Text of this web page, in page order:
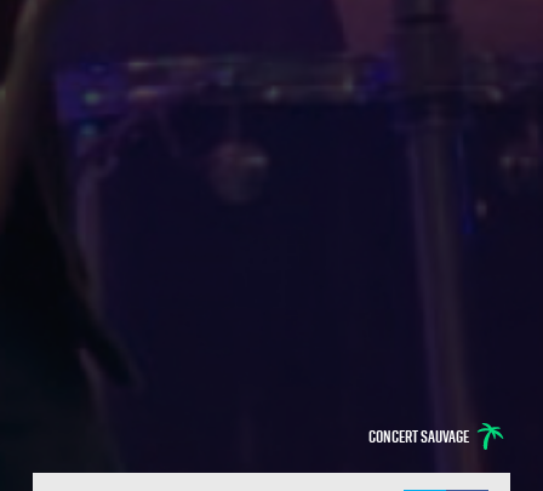
Concert sauvage